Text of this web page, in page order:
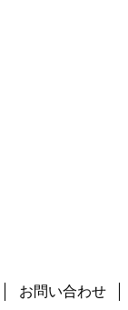
お問い合わせ